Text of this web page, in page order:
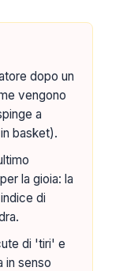
dopo un
vengono
a
basket).
la gioia: la
di
di 'tiri' e
in senso